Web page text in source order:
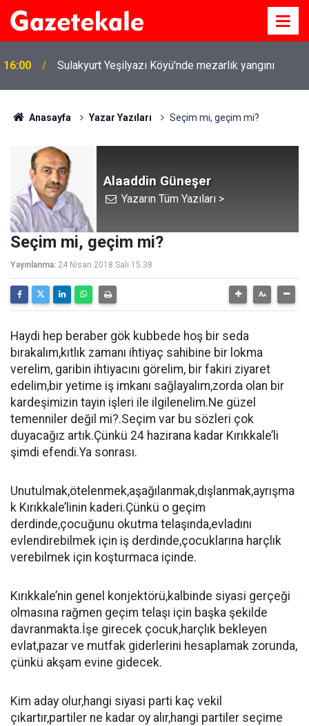
16:00 Sulakyurt Yeşilyazı Köyü'nde mezarlık yangını
Anasayfa Yazar Yazıları Seçim mi, geçim mi?
Alaaddin Güneşer
Yazarın Tüm Yazıları >
Seçim mi, geçim mi?
Yayınlanma: 24 Nisan 2018 Salı 15:38
Haydi hep beraber gök kubbede hoş bir seda
bırakalım,kıtlık zamanı ihtiyaç sahibine bir lokma
verelim, garibin ihtiyacını görelim, bir fakiri ziyaret
edelim,bir yetime iş imkanı sağlayalım,zorda olan bir
kardeşimizin tayin işleri ile ilgilenelim.Ne güzel
temenniler değil mi?.Seçim var bu sözleri çok
duyacağız artık.Çünkü 24 hazirana kadar Kırıkkale’li
şimdi efendi.Ya sonrası.
Unutulmak,ötelenmek,aşağılanmak,dışlanmak,ayrışma
k Kırıkkale’linin kaderi.Çünkü o geçim
derdinde,çocuğunu okutma telaşında,evladını
evlendirebilmek için iş derdinde,çocuklarına harçlık
verebilmek için koşturmaca içinde.
Kırıkkale’nin genel konjektörü,kalbinde siyasi gerçeği
olmasına rağmen geçim telaşı için başka şekilde
davranmakta.İşe girecek çocuk,harçlık bekleyen
evlat,pazar ve mutfak giderlerini hesaplamak zorunda,
çünkü akşam evine gidecek.
Kim aday olur,hangi siyasi parti kaç vekil
çıkartır,partiler ne kadar oy alır,hangi partiler seçime